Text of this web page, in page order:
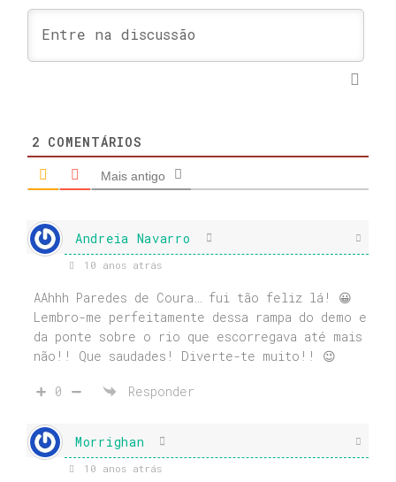
2 COMENTÁRIOS
Mais antigo
Andreia Navarro
10 anos atrás
AAhhh Paredes de Coura… fui tão feliz lá! 😀
Lembro-me perfeitamente dessa rampa do demo e
da ponte sobre o rio que escorregava até mais
não!! Que saudades! Diverte-te muito!! 😉
0 Responder
Morrighan
10 anos atrás